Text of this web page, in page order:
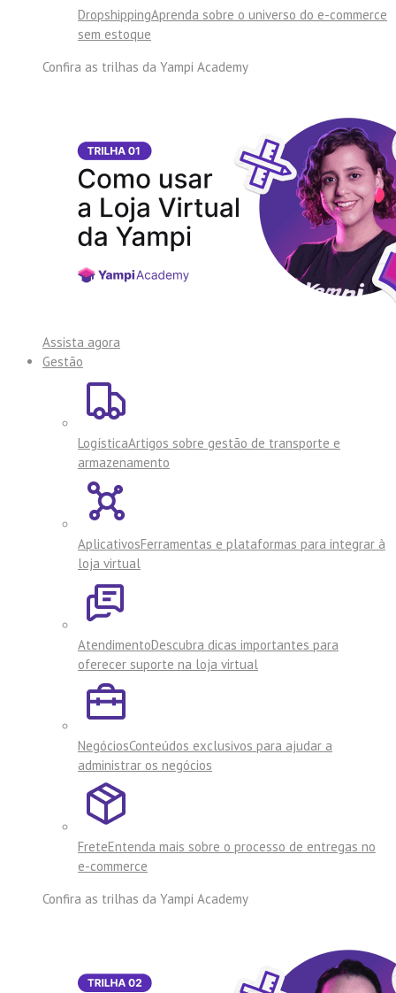
DropshippingAprenda sobre o universo do e-commerce
sem estoque
Confira as trilhas da Yampi Academy
Assista agora
Gestão
LogísticaArtigos sobre gestão de transporte e
armazenamento
AplicativosFerramentas e plataformas para integrar à
loja virtual
AtendimentoDescubra dicas importantes para
oferecer suporte na loja virtual
NegóciosConteúdos exclusivos para ajudar a
administrar os negócios
FreteEntenda mais sobre o processo de entregas no
e-commerce
Confira as trilhas da Yampi Academy